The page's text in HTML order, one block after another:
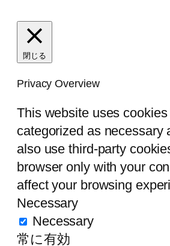
閉じる
Privacy Overview
This website uses
categorized as necessary
also use third-party
browser only with your
affect your browsing
Necessary
Necessary
常に有効